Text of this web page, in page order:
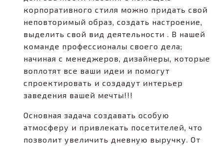
корпоративного стиля можно придать свой
неповторимый образ, создать настроение,
выделить свой вид деятельности . В нашей
команде профессионалы своего дела;
начиная с менеджеров, дизайнеры, которые
воплотят все ваши идеи и помогут
спроектировать и создадут интерьер
заведения вашей мечты!!!
Основная задача создавать особую
атмосферу и привлекать посетителей, что
позволит увеличить дневную выручку. От